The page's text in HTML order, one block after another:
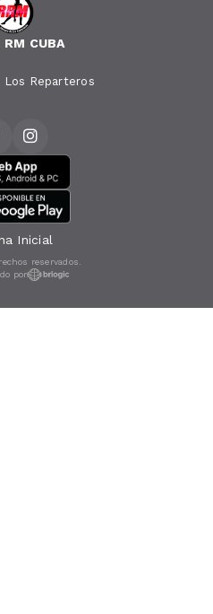
RM CUBA
Los Reparteros
Inicial
reservados.
por